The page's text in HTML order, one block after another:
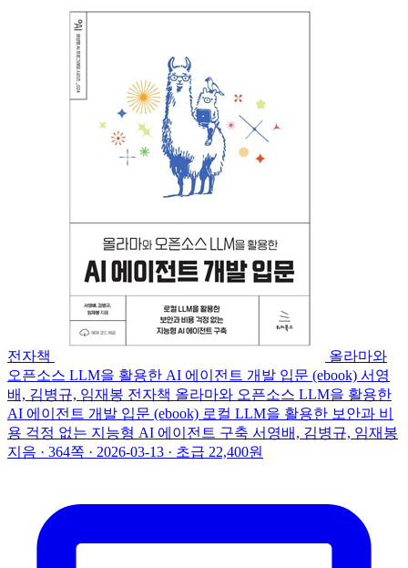
전자책
올라마와
오픈소스 LLM을 활용한 AI 에이전트 개발 입문 (ebook) 서영
배, 김병규, 임재봉 전자책 올라마와 오픈소스 LLM을 활용한
AI 에이전트 개발 입문 (ebook) 로컬 LLM을 활용한 보안과 비
용 걱정 없는 지능형 AI 에이전트 구축 서영배, 김병규, 임재봉
지음 · 364쪽 · 2026-03-13 · 초급 22,400원